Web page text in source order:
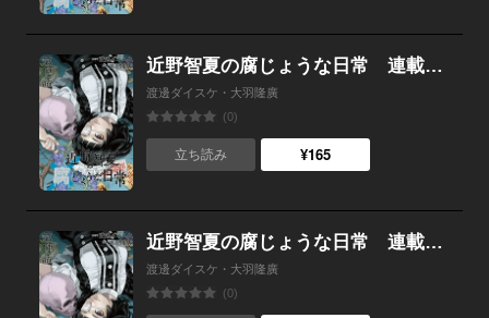
近野智夏の腐じょうな日常 連載版 第１２話 いのちとり 後編
渡邊ダイスケ・大羽隆廣
(0)
立ち読み ¥165
近野智夏の腐じょうな日常 連載版 第１１話 いのちとり 前編
渡邊ダイスケ・大羽隆廣
(0)